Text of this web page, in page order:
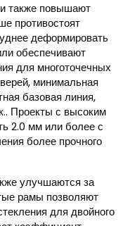
также повышают
противостоят
деформировать
обеспечивают
для многоточечных
минимальная
базовая линия,
Проекты с высоким
2.0 мм или более с
более прочного
улучшаются за
рамы позволяют
для двойного